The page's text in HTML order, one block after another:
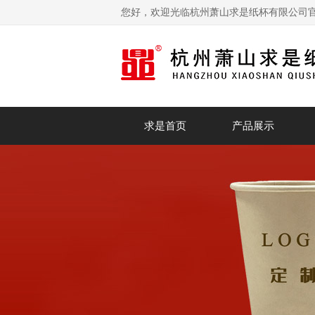
您好，欢迎光临杭州萧山求是纸杯有限公司
求是首页 产品展示